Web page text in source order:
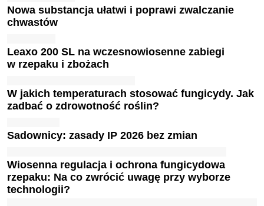
Nowa substancja ułatwi i poprawi zwalczanie
chwastów
Leaxo 200 SL na wczesnowiosenne zabiegi
w rzepaku i zbożach
W jakich temperaturach stosować fungicydy. Jak
zadbać o zdrowotność roślin?
Sadownicy: zasady IP 2026 bez zmian
Wiosenna regulacja i ochrona fungicydowa
rzepaku: Na co zwrócić uwagę przy wyborze
technologii?